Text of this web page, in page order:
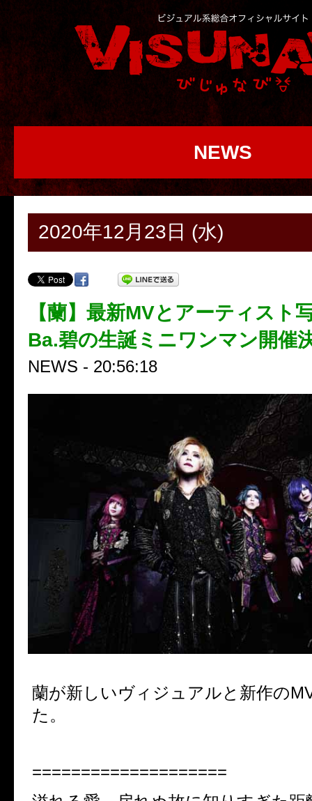
NEWS
2020年12月23日 (水)
【蘭】最新MVとアーティスト
Ba.碧の生誕ミニワンマン開催
NEWS - 20:56:18
蘭が新しいヴィジュアルと新作の
た。
====================